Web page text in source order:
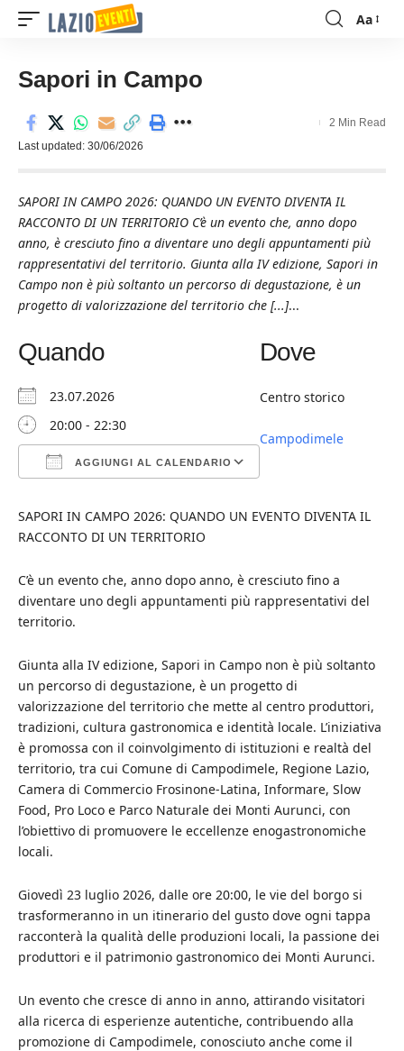
Font
Aa
Sapori in Campo
Last updated: 30/06/2026
2 Min Read
SAPORI IN CAMPO 2026: QUANDO UN EVENTO DIVENTA IL
RACCONTO DI UN TERRITORIO C’è un evento che, anno dopo
anno, è cresciuto fino a diventare uno degli appuntamenti più
rappresentativi del territorio. Giunta alla IV edizione, Sapori in
Campo non è più soltanto un percorso di degustazione, è un
progetto di valorizzazione del territorio che [...]...
Quando
23.07.2026
20:00 - 22:30
AGGIUNGI AL CALENDARIO
Dove
Centro storico
Campodimele
SAPORI IN CAMPO 2026: QUANDO UN EVENTO DIVENTA IL
RACCONTO DI UN TERRITORIO
C’è un evento che, anno dopo anno, è cresciuto fino a
diventare uno degli appuntamenti più rappresentativi del
territorio.
Giunta alla IV edizione, Sapori in Campo non è più soltanto
un percorso di degustazione, è un progetto di
valorizzazione del territorio che mette al centro produttori,
tradizioni, cultura gastronomica e identità locale. L’iniziativa
è promossa con il coinvolgimento di istituzioni e realtà del
territorio, tra cui Comune di Campodimele, Regione Lazio,
Camera di Commercio Frosinone-Latina, Informare, Slow
Food, Pro Loco e Parco Naturale dei Monti Aurunci, con
l’obiettivo di promuovere le eccellenze enogastronomiche
locali.
Giovedì 23 luglio 2026, dalle ore 20:00, le vie del borgo si
trasformeranno in un itinerario del gusto dove ogni tappa
racconterà la qualità delle produzioni locali, la passione dei
produttori e il patrimonio gastronomico dei Monti Aurunci.
Un evento che cresce di anno in anno, attirando visitatori
alla ricerca di esperienze autentiche, contribuendo alla
promozione di Campodimele, conosciuto anche come il